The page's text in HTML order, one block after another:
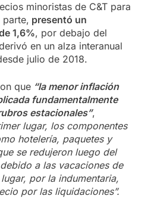
minoristas de C&T para
parte, presentó un
1,6%, por debajo del
en un alza interanual
julio de 2018.
que “la menor inflación
fundamentalmente
estacionales”,
lugar, los componentes
hotelería, paquetes y
se redujeron luego del
a las vacaciones de
por la indumentaria,
por las liquidaciones”.